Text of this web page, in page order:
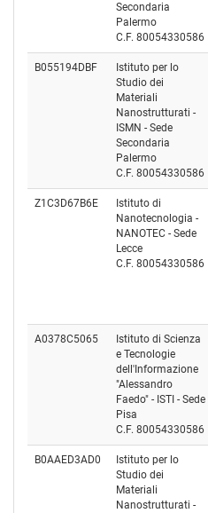
Secondaria
Palermo
C.F. 80054330586
B055194DBF
Istituto per lo
Studio dei
Materiali
Nanostrutturati -
ISMN - Sede
Secondaria
Palermo
C.F. 80054330586
Z1C3D67B6E
Istituto di
Nanotecnologia -
NANOTEC - Sede
Lecce
C.F. 80054330586
A0378C5065
Istituto di Scienza
e Tecnologie
dell'Informazione
"Alessandro
Faedo" - ISTI - Sede
Pisa
C.F. 80054330586
B0AAED3AD0
Istituto per lo
Studio dei
Materiali
Nanostrutturati -